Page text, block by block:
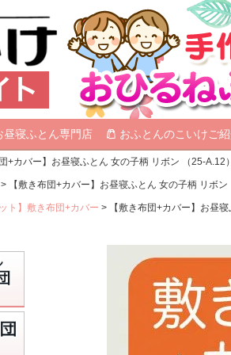
昼寝ふとん専門店 おふとんのこいけご
団+カバー】お昼寝ふとん 女の子柄 リボン （25-A.12）
【敷き布団+カバー】お昼寝ふとん 女の子柄 リボン
ト】敷き布団+カバー 【敷き布団+カバー】お昼